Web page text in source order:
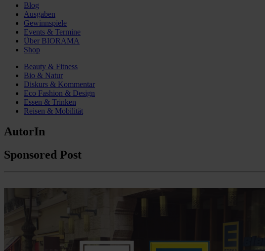
Blog
Ausgaben
Gewinnspiele
Events & Termine
Über BIORAMA
Shop
Beauty & Fitness
Bio & Natur
Diskurs & Kommentar
Eco Fashion & Design
Essen & Trinken
Reisen & Mobilität
AutorIn
Sponsored Post